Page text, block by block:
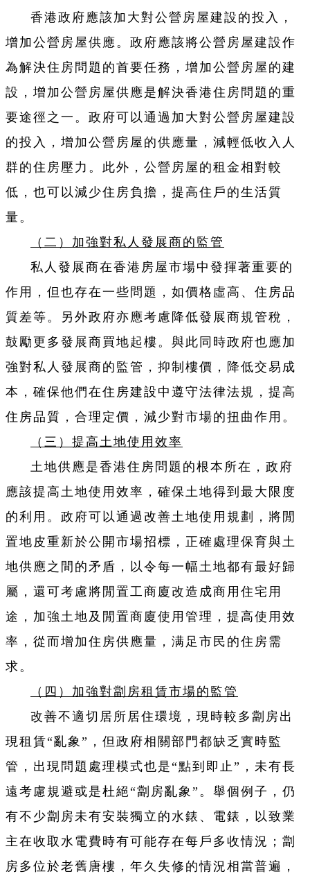
香港政府應該加大對公營房屋建設的投入，
增加公營房屋供應。政府應該將公營房屋建設作
為解決住房問題的首要任務，增加公營房屋的建
設，增加公營房屋供應是解決香港住房問題的重
要途徑之一。政府可以通過加大對公營房屋建設
的投入，增加公營房屋的供應量，減輕低收入人
群的住房壓力。此外，公營房屋的租金相對較
低，也可以減少住房負擔，提高住戶的生活質
量。
（二）加強對私人發展商的監管
私人發展商在香港房屋市場中發揮著重要的
作用，但也存在一些問題，如價格虛高、住房品
質差等。另外政府亦應考慮降低發展商規管稅，
鼓勵更多發展商買地起樓。與此同時政府也應加
強對私人發展商的監管，抑制樓價，降低交易成
本，確保他們在住房建設中遵守法律法規，提高
住房品質，合理定價，減少對市場的扭曲作用。
（三）提高土地使用效率
土地供應是香港住房問題的根本所在，政府
應該提高土地使用效率，確保土地得到最大限度
的利用。政府可以通過改善土地使用規劃，將閒
置地皮重新於公開市場招標，正確處理保育與土
地供應之間的矛盾，以令每一幅土地都有最好歸
屬，還可考慮將閒置工商廈改造成商用住宅用
途，加強土地及閒置商廈使用管理，提高使用效
率，從而增加住房供應量，满足市民的住房需
求。
（四）加強對劏房租賃市場的監管
改善不適切居所居住環境，現時較多劏房出
現租賃“亂象”，但政 府相關部門都缺乏實時監
管，出現問題處理模式也是“點到即止”，未有長
遠考慮規避或是杜絕“劏房亂象”。舉個例子，仍
有不少劏房未有安裝獨立的水錶、電錶，以致業
主在收取水電費時有可能存在每戶多收情況；劏
房多位於老舊唐樓，年久失修的情況相當普遍，